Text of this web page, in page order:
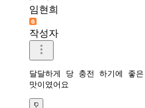
임현희
작성자
달달하게 당 충전 하기에 좋은
맛이였어요